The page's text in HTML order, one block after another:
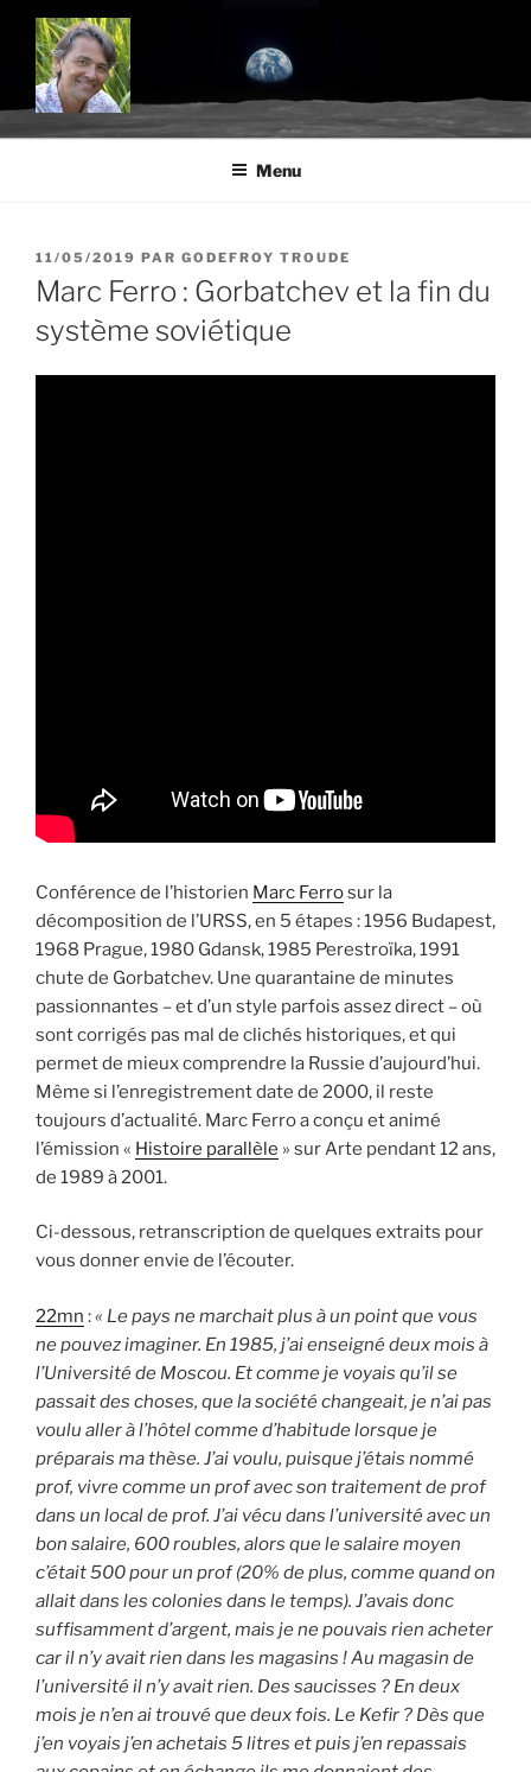
Aller
contenu
principal
BLOG.TROUDE.COM
Science, environnement et citoyenneté
Menu
PUBLIÉ
LE
11/05/2019 PAR GODEFROY TROUDE
Marc Ferro : Gorbatchev et la fin du
système soviétique
Conférence de l’historien Marc Ferrosur la
décomposition de l’URSS, en 5 étapes : 1956 Budapest,
1968 Prague, 1980 Gdansk, 1985 Perestroïka, 1991
chute de Gorbatchev. Une quarantaine de minutes
passionnantes – et d’un style parfois assez direct – où
sont corrigés pas mal de clichés historiques, et qui
permet de mieux comprendre la Russie d’aujourd’hui.
Même si l’enregistrement date de 2000, il reste
toujours d’actualité. Marc Ferro a conçu et animé
l’émission « Histoire parallèle » sur Arte pendant 12 ans,
de 1989 à 2001.
Ci-dessous, retranscription de quelques extraits pour
vous donner envie de l’écouter.
22mn :« Le pays ne marchait plus à un point que vous
ne pouvez imaginer. En 1985, j’ai enseigné deux mois à
l’Université de Moscou. Et comme je voyais qu’il se
passait des choses, que la société changeait, je n’ai pas
voulu aller à l’hôtel comme d’habitude lorsque je
préparais ma thèse. J’ai voulu, puisque j’étais nommé
prof, vivre comme un prof avec son traitement de prof
dans un local de prof. J’ai vécu dans l’université avec un
bon salaire, 600 roubles, alors que le salaire moyen
c’était 500 pour un prof (20% de plus, comme quand on
allait dans les colonies dans le temps). J’avais donc
suffisamment d’argent, mais je ne pouvais rien acheter
car il n’y avait rien dans les magasins ! Au magasin de
l’université il n’y avait rien. Des saucisses ? En deux
mois je n’en ai trouvé que deux fois. Le Kefir ? Dès que
j’en voyais j’en achetais 5 litres et puis j’en repassais